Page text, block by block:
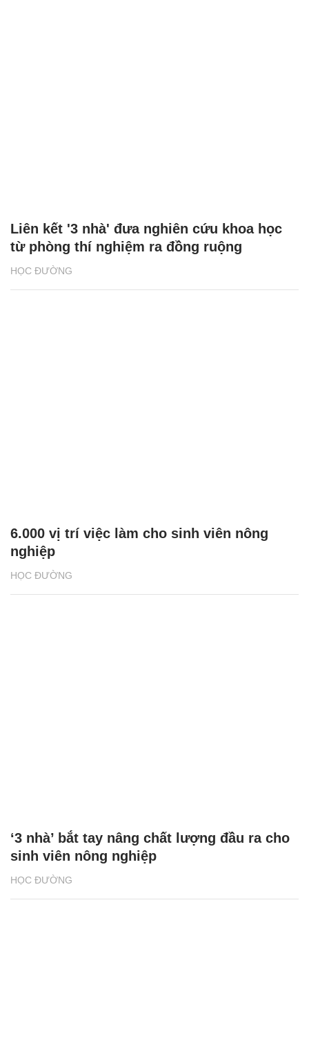
HỌC ĐƯỜNG
Liên kết '3 nhà' đưa nghiên cứu khoa học
từ phòng thí nghiệm ra đồng ruộng
HỌC ĐƯỜNG
6.000 vị trí việc làm cho sinh viên nông
nghiệp
HỌC ĐƯỜNG
‘3 nhà’ bắt tay nâng chất lượng đầu ra cho
sinh viên nông nghiệp